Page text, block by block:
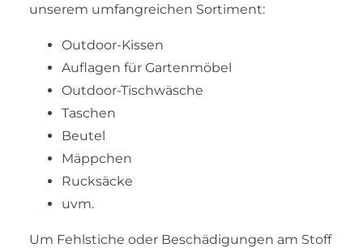
unserem umfangreichen Sortiment:
Outdoor-Kissen
Auflagen für Gartenmöbel
Outdoor-Tischwäsche
Taschen
Beutel
Mäppchen
Rucksäcke
uvm.
Um Fehlstiche oder Beschädigungen am Stoff